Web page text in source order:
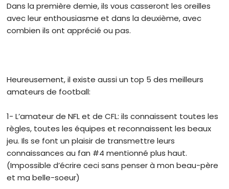
Dans la première demie, ils vous casseront les oreilles
avec leur enthousiasme et dans la deuxième, avec
combien ils ont apprécié ou pas.
Heureusement, il existe aussi un top 5 des meilleurs
amateurs de football:
1- L’amateur de NFL et de CFL: ils connaissent toutes les
règles, toutes les équipes et reconnaissent les beaux
jeu. Ils se font un plaisir de transmettre leurs
connaissances au fan #4 mentionné plus haut.
(Impossible d’écrire ceci sans penser à mon beau-père
et ma belle-soeur)